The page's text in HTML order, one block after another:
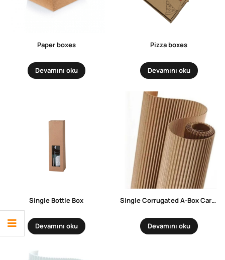
Paper boxes
Devamını oku
Pizza boxes
Devamını oku
Single Bottle Box
Devamını oku
Single Corrugated A-Box Carrying Box
Devamını oku